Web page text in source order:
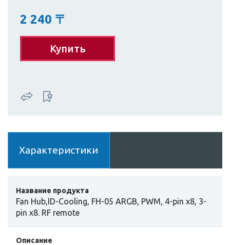
2 240 〒
Купить
Характеристики
Название продукта
Fan Hub,ID-Cooling, FH-05 ARGB, PWM, 4-pin x8, 3-
pin x8. RF remote
Описание